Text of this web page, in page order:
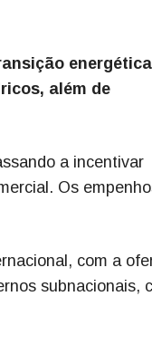
além de
a incentivar
Os
com a
subnacionais,